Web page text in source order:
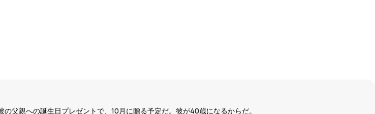
父親への誕生日プレゼントで、10月に贈る予定だ。彼が40歳になるからだ。